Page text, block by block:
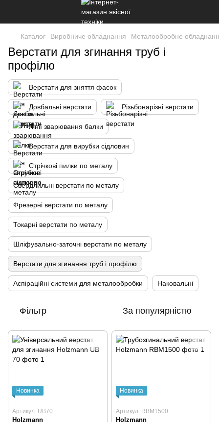
Каталог Виробниче обладнання Металообробне
Верстати для згинання труб і
профілю
Верстати для зняття фасок
Довбальні верстати Різьбонарізні верстати
Лінії зварювання балки
Верстати для вирубки сідловин
Стрічкові пилки по металу
Свердлильні верстати по металу
Фрезерні верстати по металу
Токарні верстати по металу
Шліфувально-заточні верстати по металу
Верстати для згинання труб і профілю
Аспіраційні системи для металообробки Наковальні
Фільтр За популярністю
Новинка
Артикул: UB70
Holzmann
Новинка
Артикул: RBM1500
Holzmann